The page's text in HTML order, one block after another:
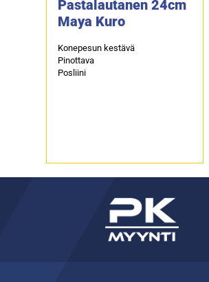
Pastalautanen 24cm
Maya Kuro
Konepesun kestävä
Pinottava
Posliini